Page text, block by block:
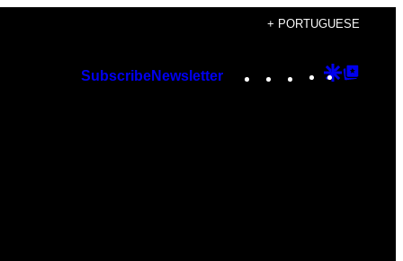
+ PORTUGUESE
SubscribeNewsletter Instagram
TikTok
YouTube
Google